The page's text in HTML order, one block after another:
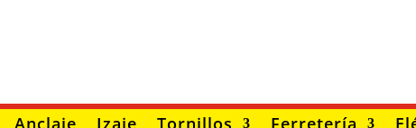
Anclaje Izaje Tornillos Ferretería